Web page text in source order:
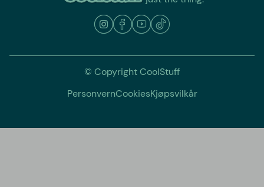
© Copyright CoolStuff
PersonvernCookiesKjøpsvilkår